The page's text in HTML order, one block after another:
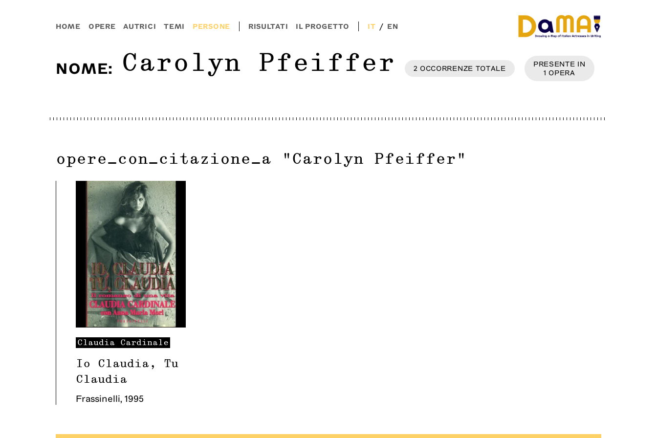
HOME OPERE AUTRICI TEMI PERSONE RISULTATI IL PROGETTO IT / EN
NOME: Carolyn Pfeiffer 2 OCCORRENZE TOTALE
PRESENTE IN
1 OPERA
opere_con_citazione_a " Carolyn Pfeiffer "
Claudia Cardinale
Io Claudia, Tu
Claudia
Frassinelli, 1995